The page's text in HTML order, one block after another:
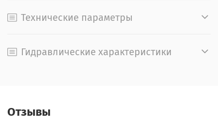
Технические параметры
Гидравлические характеристики
Отзывы